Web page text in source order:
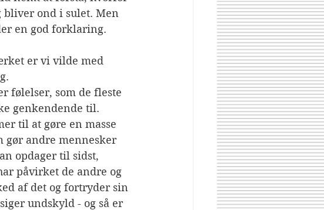
bliver ond i sulet. Men
en god forklaring.
er vi vilde med
følelser, som de fleste
genkendende til.
til at gøre en masse
gør andre mennesker
opdager til sidst,
påvirket de andre og
af det og fortryder sin
undskyld - og så er